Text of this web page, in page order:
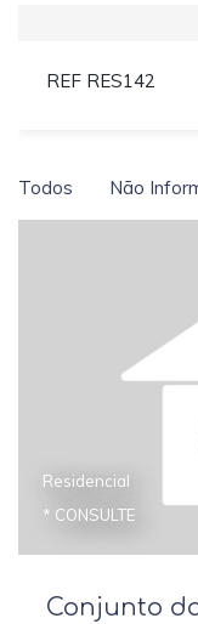
REF RES142
Todos Não
Residencial
* CONSULTE
Conjunto